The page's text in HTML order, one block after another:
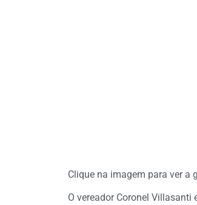
Clique na imagem para ver a
O vereador Coronel